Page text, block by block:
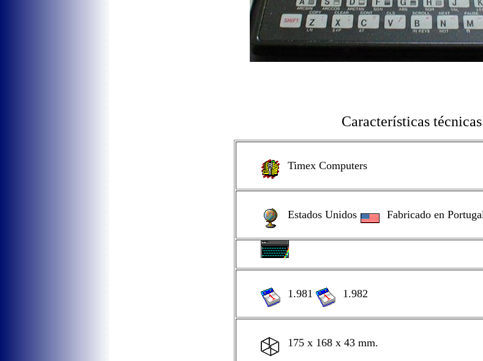
Características técnicas
Timex Computers
Estados Unidos Fabricado en
1.981 1.982
175 x 168 x 43 mm.